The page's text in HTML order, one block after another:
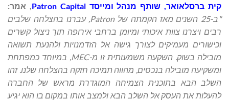
קית ברסלאואר, שותף מנהל ומייסד Patron Capital
, אמר:
" ב-25 השנים מאז הקמתה של Patron
,עברנו בהצלחה שלבים
רבים ויצרנו צוות איכותי ומיומן ברחבי אירופה תוך ניצול קשרים
וכישורים מעמיקים לצורך גישה אל הזדמנויות ולהנעת תשואה
מובילה בשוק. השקעה משמעותית זו מ-MEC
, במיוחד כמפתחת
ומשקיעה מובילה בנכסים, מהווה תמיכה חזקה בהצלחה שלנו. זהו
השלב הבא בתוכנית הצמיחה המוגדרת מראש של החברה
להעלות את העסק אל השלב הבא ולמצב אותו במקום בו הוא יגיע